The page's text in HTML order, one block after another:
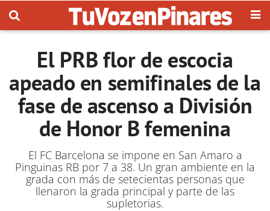
El PRB flor de escocia
apeado en semifinales de la
fase de ascenso a División
de Honor B femenina
El FC Barcelona se impone en San Amaro a
Pinguinas RB por 7 a 38. Un gran ambiente en la
grada con más de setecientas personas que
llenaron la grada principal y parte de las
supletorias.